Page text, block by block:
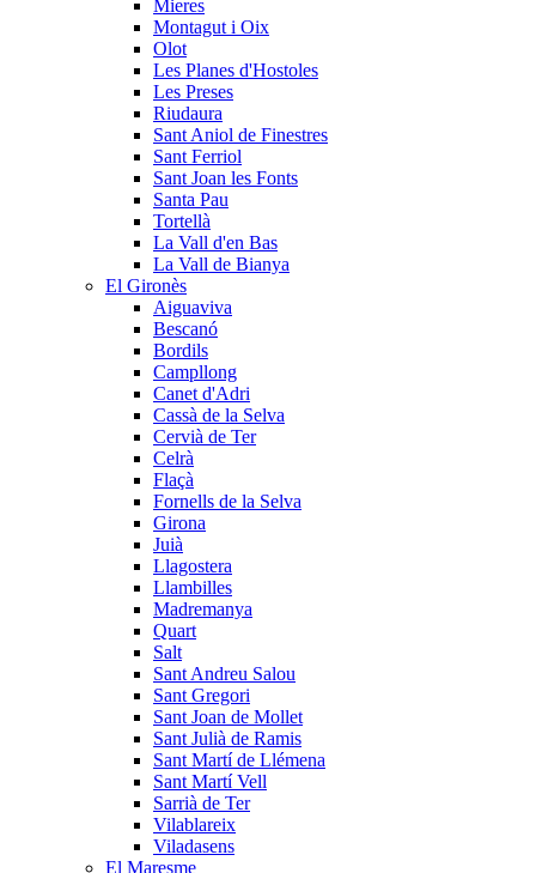
Mieres
Montagut i Oix
Olot
Les Planes d'Hostoles
Les Preses
Riudaura
Sant Aniol de Finestres
Sant Ferriol
Sant Joan les Fonts
Santa Pau
Tortellà
La Vall d'en Bas
La Vall de Bianya
El Gironès
Aiguaviva
Bescanó
Bordils
Campllong
Canet d'Adri
Cassà de la Selva
Cervià de Ter
Celrà
Flaçà
Fornells de la Selva
Girona
Juià
Llagostera
Llambilles
Madremanya
Quart
Salt
Sant Andreu Salou
Sant Gregori
Sant Joan de Mollet
Sant Julià de Ramis
Sant Martí de Llémena
Sant Martí Vell
Sarrià de Ter
Vilablareix
Viladasens
El Maresme